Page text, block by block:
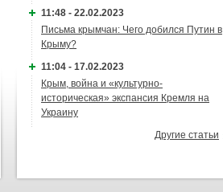
11:48 - 22.02.2023
Письма крымчан: Чего добился Путин в
Крыму?
11:04 - 17.02.2023
Крым, война и «культурно-
историческая» экспансия Кремля на
Украину
Другие статьи